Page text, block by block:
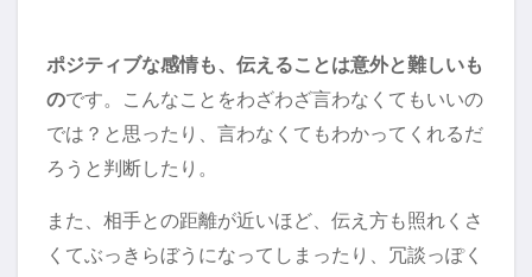
ポジティブな感情も、伝えることは意外と難しいも
のです。こんなことをわざわざ言わなくてもいいの
では？と思ったり、言わなくてもわかってくれるだ
ろうと判断したり。
また、相手との距離が近いほど、伝え方も照れくさ
くてぶっきらぼうになってしまったり、冗談っぽく